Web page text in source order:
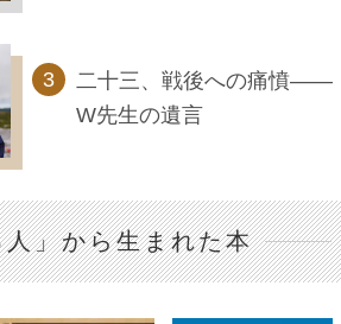
二十三、戦後への痛憤――
W先生の遺言
」から生まれた本